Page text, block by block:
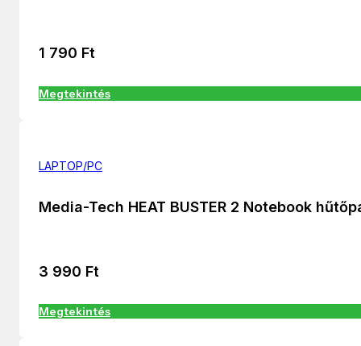
1 790 Ft
Megtekintés
LAPTOP/PC
Media-Tech HEAT BUSTER 2 Notebook
3 990 Ft
Megtekintés